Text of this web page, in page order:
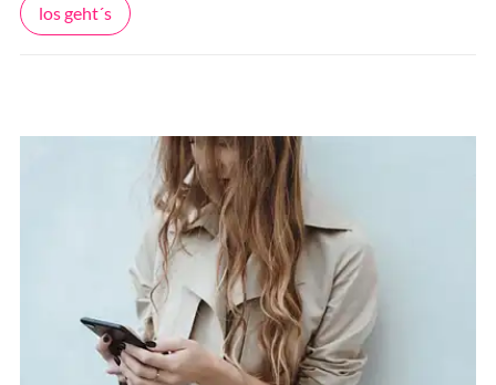
los geht´s